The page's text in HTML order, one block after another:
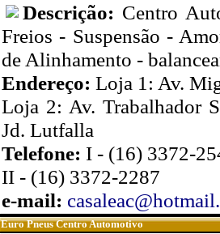
Descrição: Centro
Freios - Suspensão -
de Alinhamento -
Endereço: Loja 1: Av.
Loja 2: Av. Trabalhador
Jd. Lutfalla
Telefone: I - (16) 3372-
II - (16) 3372-2287
e-mail:
Euro Pneus Centro Automotivo